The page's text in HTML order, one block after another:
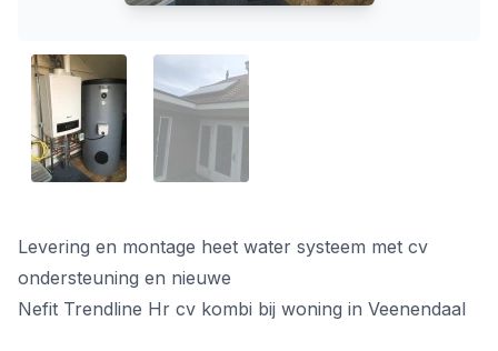
Levering en montage heet water systeem met cv
ondersteuning en nieuwe
Nefit Trendline Hr cv kombi bij woning in Veenendaal